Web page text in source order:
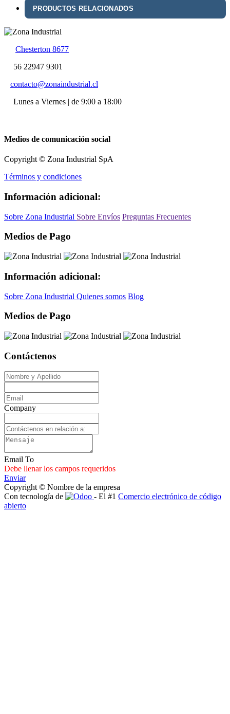
PRODUCTOS RELACIONADOS
Chesterton 8677
56 22947 9301
contacto@zonaindustrial.cl
Lunes a Viernes | de 9:00 a 18:00
Medios de comunicación social
Copyright © Zona Industrial SpA
Términos y condiciones
Información adicional:
Sobre Zona Industrial Sobre Envíos Preguntas Frecuentes
Medios de Pago
Información adicional:
Sobre Zona Industrial Quienes somos Blog
Medios de Pago
Contáctenos
Company
Email To
Debe llenar los campos requeridos
Enviar
Copyright © Nombre de la empresa
Con tecnología de
- El #1 Comercio electrónico de código
abierto